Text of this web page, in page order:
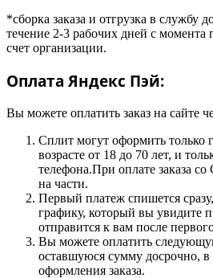
*сборка заказа и отгрузка в службу
течение 2-3 рабочих дней с момента
счет организации.
Оплата Яндекс Пэй:
Вы можете оплатить заказ на сайте
Сплит могут оформить только
возрасте от 18 до 70 лет, и
телефона.При оплате заказа
на части.
Первый платеж спишется
графику, который вы увидите
отправится к вам после
Вы можете оплатить
оставшуюся сумму досрочно, в
оформления заказа.